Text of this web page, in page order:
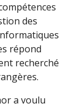
des
répond
recherché
a voulu